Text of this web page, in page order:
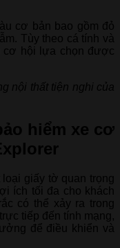
cơ bản bao gồm đỏ
Tùy theo cá tính và
cơ hội lựa chọn được
nội thất tiện nghi của
hiểm xe cơ
loại giấy tờ quan trọng
ích tối đa cho khách
có thể xảy ra trong
tiếp đến tính mạng,
để điều khiển và